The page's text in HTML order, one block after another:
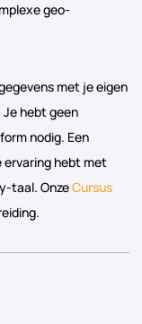
geo-
met je eigen
hebt geen
nodig. Een
ervaring hebt met
taal. OnzeCursus